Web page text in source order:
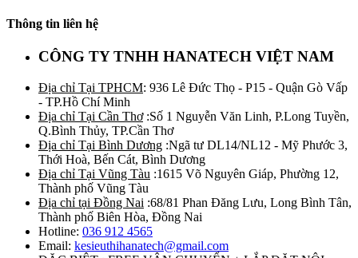
Thông tin liên hệ
CÔNG TY TNHH HANATECH VIỆT NAM
Địa chỉ Tại TPHCM: 936 Lê Đức Thọ - P15 - Quận Gò Vấp
- TP.Hồ Chí Minh
Địa chỉ Tại Cần Thơ:Số 1 Nguyễn Văn Linh, P.Long Tuyền,
Q.Bình Thủy, TP.Cần Thơ
Địa chỉ Tại Bình Dương :Ngã tư DL14/NL12 - Mỹ Phước 3,
Thới Hoà, Bến Cát, Bình Dương
Địa chỉ Tại Vũng Tàu :1615 Võ Nguyên Giáp, Phường 12,
Thành phố Vũng Tàu
Địa chỉ tại Đồng Nai :68/81 Phan Đăng Lưu, Long Bình Tân,
Thành phố Biên Hòa, Đồng Nai
Hotline: 036 912 4565
Email: kesieuthihanatech@gmail.com